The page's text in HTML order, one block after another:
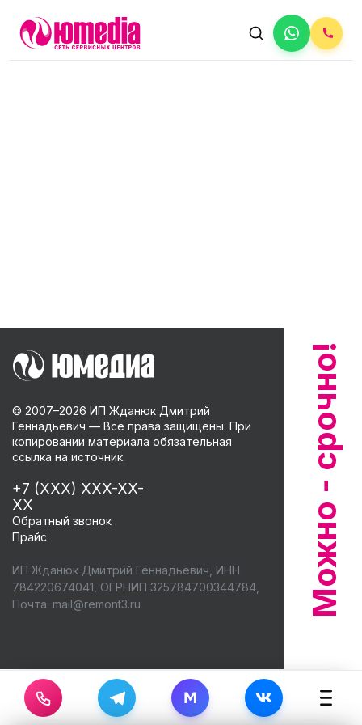
© 2007–2026 ИП Жданюк Дмитрий
Геннадьевич — Все права защищены. При
копировании материала обязательная
ссылка на источник.
+7 (XXX) XXX-XX-
XX
Обратный звонок
Прайс
ИП Жданюк Дмитрий Геннадьевич, ИНН
784220674041, ОГРНИП 325784700344784,
Почта: mail@remont3.ru
M